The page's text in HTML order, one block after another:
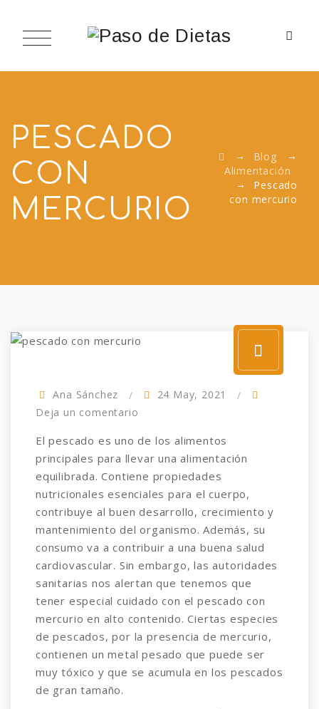
PESCADO
CON
MERCURIO
→ Blog →
Alimentación
→ Pescado
con mercurio
Ana Sánchez
24 May, 2021
Deja un comentario
El pescado es uno de los alimentos
principales para llevar una alimentación
equilibrada. Contiene propiedades
nutricionales esenciales para el cuerpo,
contribuye al buen desarrollo, crecimiento y
mantenimiento del organismo. Además, su
consumo va a contribuir a una buena salud
cardiovascular. Sin embargo, las autoridades
sanitarias nos alertan que tenemos que
tener especial cuidado con el pescado con
mercurio en alto contenido. Ciertas especies
de pescados, por la presencia de mercurio,
contienen un metal pesado que puede ser
muy tóxico y que se acumula en los pescados
de gran tamaño.